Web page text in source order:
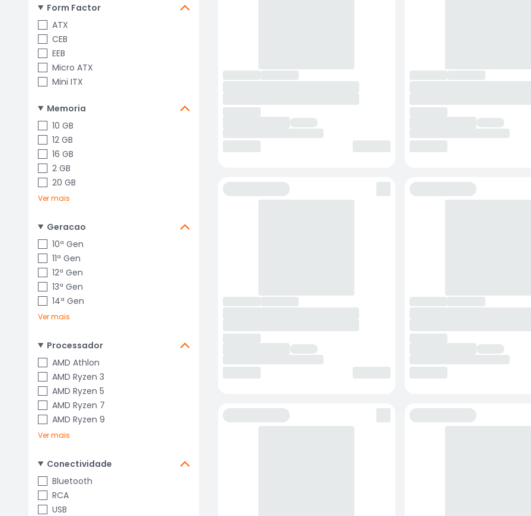
Form Factor
ATX
CEB
EEB
Micro ATX
Mini ITX
Memoria
10 GB
12 GB
16 GB
2 GB
20 GB
Ver mais
Geracao
10ª Gen
11ª Gen
12ª Gen
13ª Gen
14ª Gen
Ver mais
Processador
AMD Athlon
AMD Ryzen 3
AMD Ryzen 5
AMD Ryzen 7
AMD Ryzen 9
Ver mais
Conectividade
Bluetooth
RCA
USB